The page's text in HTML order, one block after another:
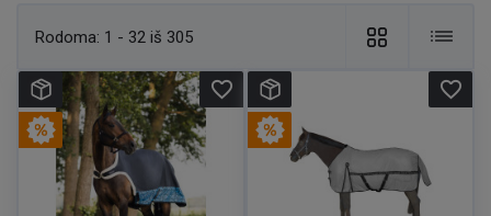
Rodoma: 1 - 32 iš 305
favorite_border favorite_border